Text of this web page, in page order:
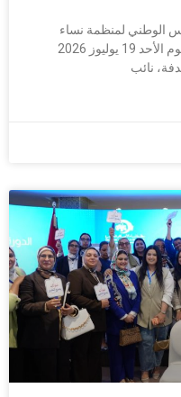
الوطني لمنظمة نساء
الأصالة والمعاصرة، المنعقدة صباح اليوم الأحد 19 يوليوز 2026
نائب